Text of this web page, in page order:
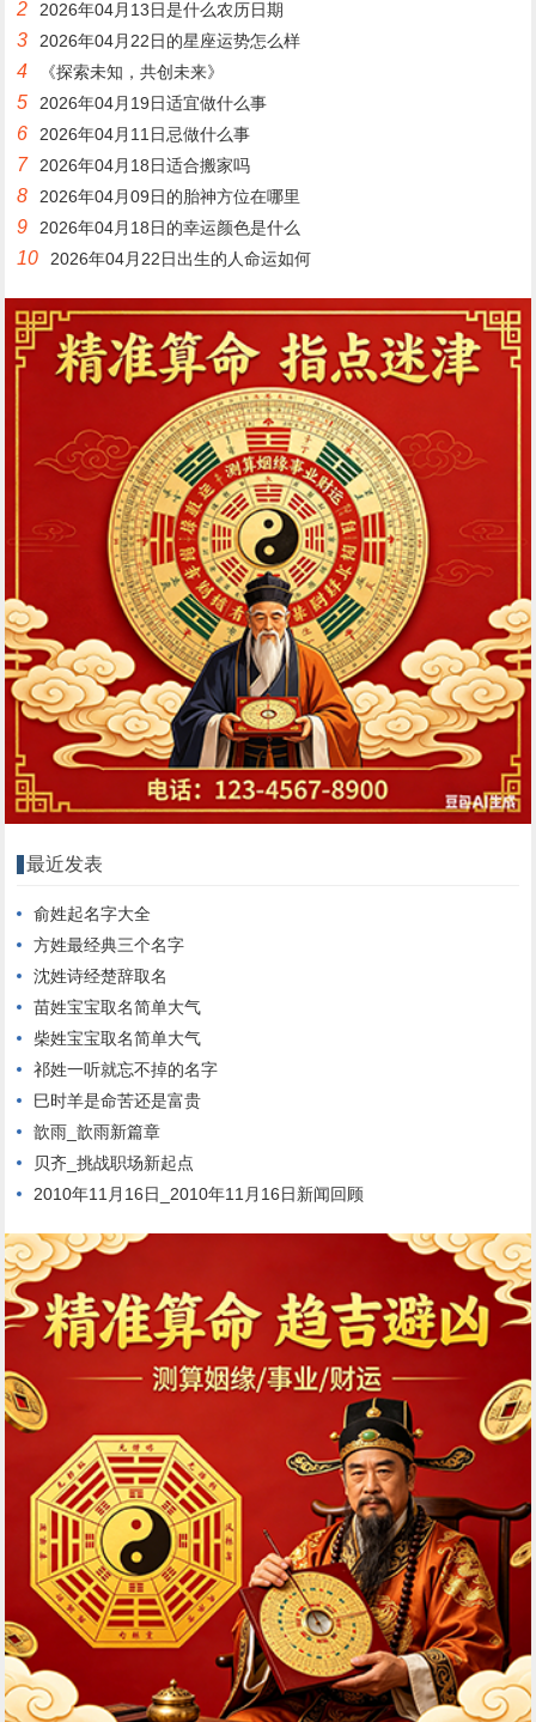
2 2026年04月13日是什么农历日期
3 2026年04月22日的星座运势怎么样
4 《探索未知，共创未来》
5 2026年04月19日适宜做什么事
6 2026年04月11日忌做什么事
7 2026年04月18日适合搬家吗
8 2026年04月09日的胎神方位在哪里
9 2026年04月18日的幸运颜色是什么
10 2026年04月22日出生的人命运如何
最近发表
俞姓起名字大全
方姓最经典三个名字
沈姓诗经楚辞取名
苗姓宝宝取名简单大气
柴姓宝宝取名简单大气
祁姓一听就忘不掉的名字
巳时羊是命苦还是富贵
歆雨_歆雨新篇章
贝齐_挑战职场新起点
2010年11月16日_2010年11月16日新闻回顾